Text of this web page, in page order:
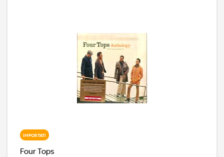
IMPORTATI
Four Tops